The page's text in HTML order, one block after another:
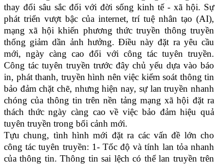
thay đổi sâu sắc đối với đời sống kinh tế - xã hội. Sự
phát triển vượt bậc của internet, trí tuệ nhân tạo (AI),
mạng xã hội khiến phương thức truyền thông truyền
thống giảm dần ảnh hưởng. Điều này đặt ra yêu cầu
mới, ngày càng cao đối với công tác tuyên truyền.
Công tác tuyên truyền trước đây chủ yếu dựa vào báo
in, phát thanh, truyền hình nên việc kiểm soát thông tin
bảo đảm chặt chẽ, nhưng hiện nay, sự lan truyền nhanh
chóng của thông tin trên nền tảng mạng xã hội đặt ra
thách thức ngày càng cao về việc bảo đảm hiệu quả
tuyên truyền trong bối cảnh mới.
Tựu chung, tình hình mới đặt ra các vấn đề lớn cho
công tác tuyên truyền: 1- Tốc độ và tính lan tỏa nhanh
của thông tin. Thông tin sai lệch có thể lan truyền trên